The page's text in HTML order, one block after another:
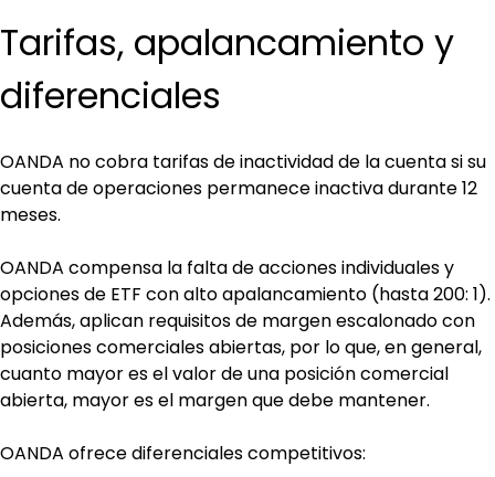
Tarifas, apalancamiento y
diferenciales
OANDA no cobra tarifas de inactividad de la cuenta si su
cuenta de operaciones permanece inactiva durante 12
meses.
OANDA compensa la falta de acciones individuales y
opciones de ETF con alto apalancamiento (hasta 200: 1).
Además, aplican requisitos de margen escalonado con
posiciones comerciales abiertas, por lo que, en general,
cuanto mayor es el valor de una posición comercial
abierta, mayor es el margen que debe mantener.
OANDA ofrece diferenciales competitivos: